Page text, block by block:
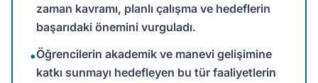
zaman kavramı, planlı çalışma ve hedeflerin
başarıdaki önemini vurguladı.
•Öğrencilerin akademik ve manevi gelişimine
katkı sunmayı hedefleyen bu tür faaliyetlerin